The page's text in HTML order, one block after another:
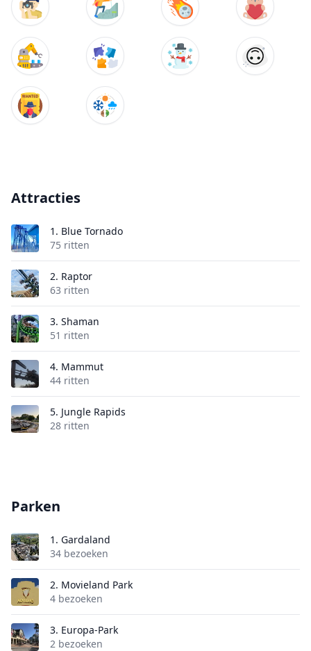
Attracties
1. Blue Tornado
75 ritten
2. Raptor
63 ritten
3. Shaman
51 ritten
4. Mammut
44 ritten
5. Jungle Rapids
28 ritten
Parken
1. Gardaland
34 bezoeken
2. Movieland Park
4 bezoeken
3. Europa-Park
2 bezoeken